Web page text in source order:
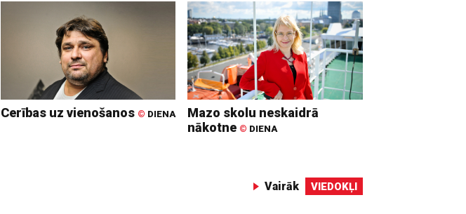
Cerības uz vienošanos © DIENA
Mazo skolu neskaidrā
nākotne © DIENA
Vairāk VIEDOKĻI